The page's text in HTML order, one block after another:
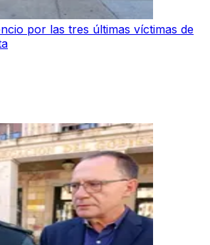
por las tres últimas víctimas de